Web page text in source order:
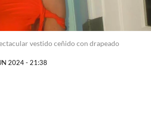
vestido ceñido con drapeado
2024 - 21:38